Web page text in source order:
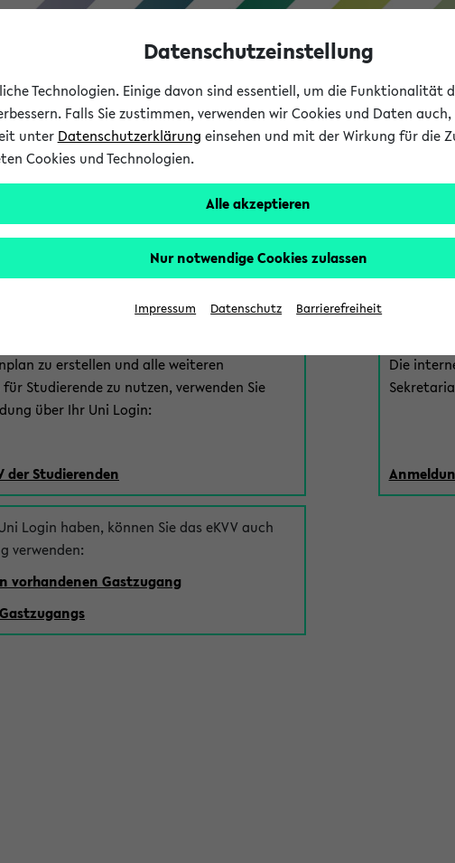
Studium
am eKVV
zur Anmeldung am eKVV. Bitte wählen Sie die für Sie richtige
zu erstellen und alle weiteren
für Studierende zu nutzen, verwenden Sie
über Ihr Uni Login:
der Studierenden
Login haben, können Sie das eKVV auch
verwenden:
vorhandenen Gastzugang
eKVV
Die
Datenschutzeinstellung
Technologien. Einige davon sind essentiell, um die Funktionalität
Falls Sie zustimmen, verwenden wir Cookies und Daten
unter Datenschutzerklärung einsehen und mit der Wirkung für die
Cookies und Technologien.
Alle akzeptieren
Nur notwendige Cookies zulassen
Impressum Datenschutz Barrierefreiheit